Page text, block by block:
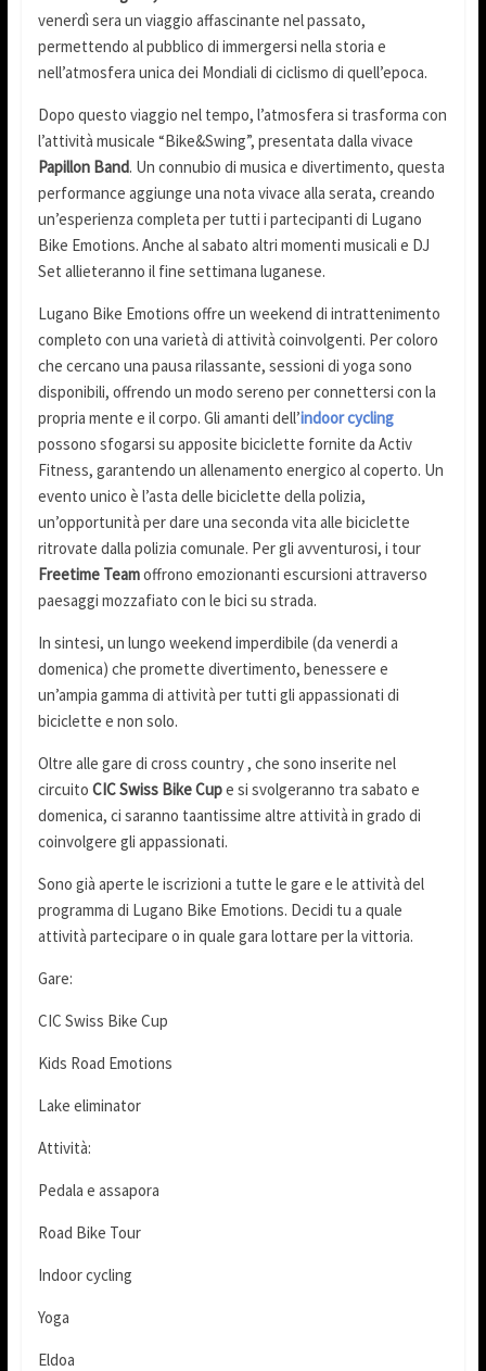
venerdì sera un viaggio affascinante nel passato,
permettendo al pubblico di immergersi nella storia e
nell’atmosfera unica dei Mondiali di ciclismo di quell’epoca.
Dopo questo viaggio nel tempo, l’atmosfera si trasforma con
l’attività musicale “Bike&Swing”, presentata dalla vivace
Papillon Band. Un connubio di musica e divertimento, questa
performance aggiunge una nota vivace alla serata, creando
un’esperienza completa per tutti i partecipanti di Lugano
Bike Emotions. Anche al sabato altri momenti musicali e DJ
Set allieteranno il fine settimana luganese.
Lugano Bike Emotions offre un weekend di intrattenimento
completo con una varietà di attività coinvolgenti. Per coloro
che cercano una pausa rilassante, sessioni di yoga sono
disponibili, offrendo un modo sereno per connettersi con la
propria mente e il corpo. Gli amanti dell’indoor cycling
possono sfogarsi su apposite biciclette fornite da Activ
Fitness, garantendo un allenamento energico al coperto. Un
evento unico è l’asta delle biciclette della polizia,
un’opportunità per dare una seconda vita alle biciclette
ritrovate dalla polizia comunale. Per gli avventurosi, i tour
Freetime Teamoffrono emozionanti escursioni attraverso
paesaggi mozzafiato con le bici su strada.
In sintesi, un lungo weekend imperdibile (da venerdi a
domenica) che promette divertimento, benessere e
un’ampia gamma di attività per tutti gli appassionati di
biciclette e non solo.
Oltre alle gare di cross country , che sono inserite nel
circuito CIC Swiss Bike Cupe si svolgeranno tra sabato e
domenica, ci saranno taantissime altre attività in grado di
coinvolgere gli appassionati.
Sono già aperte le iscrizioni a tutte le gare e le attività del
programma di Lugano Bike Emotions. Decidi tu a quale
attività partecipare o in quale gara lottare per la vittoria.
Gare:
CIC Swiss Bike Cup
Kids Road Emotions
Lake eliminator
Attività:
Pedala e assapora
Road Bike Tour
Indoor cycling
Yoga
Eldoa